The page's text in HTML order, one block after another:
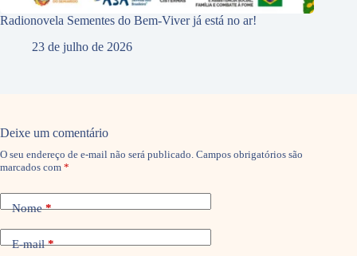
Radionovela Sementes do Bem-Viver já está no ar!
23 de julho de 2026
Deixe um comentário
O seu endereço de e-mail não será publicado. Campos obrigatórios são
marcados com *
Nome*
E-mail*